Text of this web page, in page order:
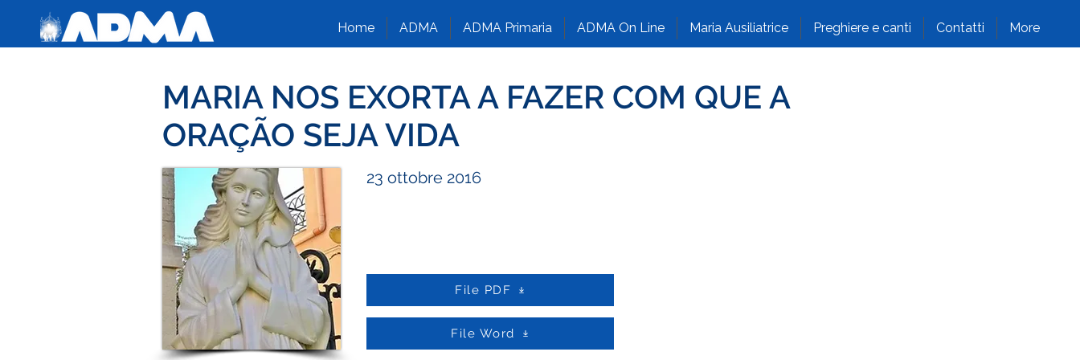
Home ADMA ADMA Primaria ADMA On Line Maria Ausiliatrice Preghiere e canti Contatti More
MARIA NOS EXORTA A FAZER COM QUE A
ORAÇÃO SEJA VIDA
23 ottobre 2016
File PDF
File Word